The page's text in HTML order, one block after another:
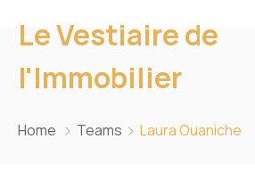
Le Vestiaire de
l'Immobilier
Home Teams Laura Ouaniche